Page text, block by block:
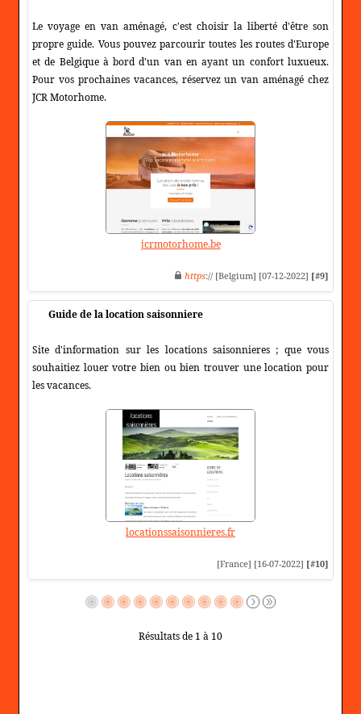
Le voyage en van aménagé, c'est choisir la liberté d'être son
propre guide. Vous pouvez parcourir toutes les routes d'Europe
et de Belgique à bord d'un van en ayant un confort luxueux.
Pour vos prochaines vacances, réservez un van aménagé chez
JCR Motorhome.
jcrmotorhome.be
https:// [Belgium] [07-12-2022] [#9]
Guide de la location saisonniere
Site d'information sur les locations saisonnieres ; que vous
souhaitiez louer votre bien ou bien trouver une location pour
les vacances.
locationssaisonnieres.fr
[France] [16-07-2022] [#10]
Résultats de 1 à 10